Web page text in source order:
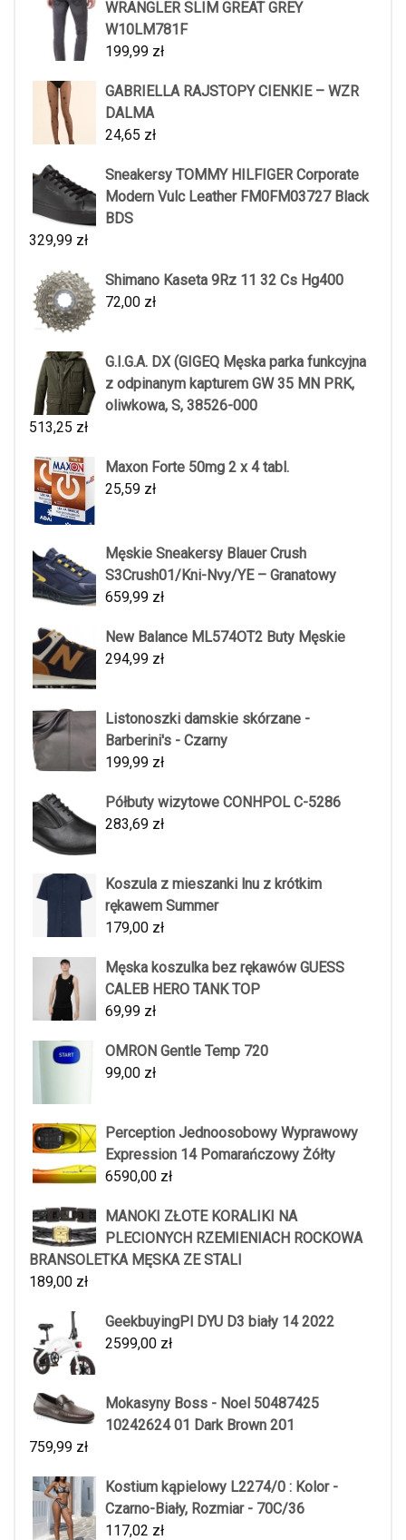
WRANGLER SLIM GREAT GREY
W10LM781F
199,99 zł
GABRIELLA RAJSTOPY CIENKIE – WZR
DALMA
24,65 zł
Sneakersy TOMMY HILFIGER Corporate
Modern Vulc Leather FM0FM03727 Black
BDS
329,99 zł
Shimano Kaseta 9Rz 11 32 Cs Hg400
72,00 zł
G.I.G.A. DX (GIGEQ Męska parka funkcyjna
z odpinanym kapturem GW 35 MN PRK,
oliwkowa, S, 38526-000
513,25 zł
Maxon Forte 50mg 2 x 4 tabl.
25,59 zł
Męskie Sneakersy Blauer Crush
S3Crush01/Kni-Nvy/YE – Granatowy
659,99 zł
New Balance ML574OT2 Buty Męskie
294,99 zł
Listonoszki damskie skórzane -
Barberini's - Czarny
199,99 zł
Półbuty wizytowe CONHPOL C-5286
283,69 zł
Koszula z mieszanki lnu z krótkim
rękawem Summer
179,00 zł
Męska koszulka bez rękawów GUESS
CALEB HERO TANK TOP
69,99 zł
OMRON Gentle Temp 720
99,00 zł
Perception Jednoosobowy Wyprawowy
Expression 14 Pomarańczowy Żółty
6590,00 zł
MANOKI ZŁOTE KORALIKI NA
PLECIONYCH RZEMIENIACH ROCKOWA
BRANSOLETKA MĘSKA ZE STALI
189,00 zł
GeekbuyingPl DYU D3 biały 14 2022
2599,00 zł
Mokasyny Boss - Noel 50487425
10242624 01 Dark Brown 201
759,99 zł
Kostium kąpielowy L2274/0 : Kolor -
Czarno-Biały, Rozmiar - 70C/36
117,02 zł